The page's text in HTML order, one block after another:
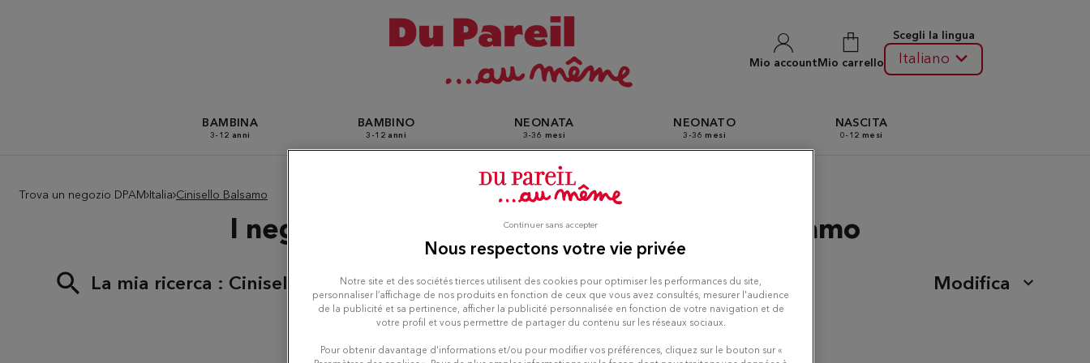
Mio account Mio carrello
Scegli la lingua
Italiano
BAMBINA
3-12 anni
BAMBINO
3-12 anni
NEONATA
3-36 mesi
NEONATO
3-36 mesi
NASCITA
0-12 mesi
Trova un negozio DPAM Italia Cinisello Balsamo
I negozi Du Pareil Au Même a Cinisello Balsamo
La mia ricerca : Cinisello Balsamo Modifica
Nous respectons votre vie privée
Notre site et des sociétés tierces utilisent des cookies pour optimiser les performances du site,
personnaliser l’affichage de nos produits en fonction de ceux que vous avez consultés, mesurer l'audience
de la publicité et sa pertinence, afficher la publicité personnalisée en fonction de votre navigation et de
votre profil et vous permettre de partager du contenu sur les réseaux sociaux.
Pour obtenir davantage d'informations et/ou pour modifier vos préférences, cliquez sur le bouton sur «
Continuer sans accepter